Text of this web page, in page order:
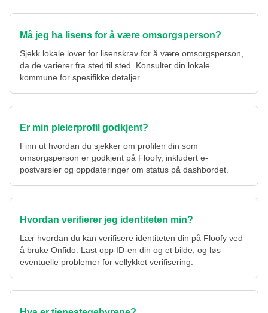
Må jeg ha lisens for å være omsorgsperson?
Sjekk lokale lover for lisenskrav for å være omsorgsperson,
da de varierer fra sted til sted. Konsulter din lokale
kommune for spesifikke detaljer.
Er min pleierprofil godkjent?
Finn ut hvordan du sjekker om profilen din som
omsorgsperson er godkjent på Floofy, inkludert e-
postvarsler og oppdateringer om status på dashbordet.
Hvordan verifierer jeg identiteten min?
Lær hvordan du kan verifisere identiteten din på Floofy ved
å bruke Onfido. Last opp ID-en din og et bilde, og løs
eventuelle problemer for vellykket verifisering.